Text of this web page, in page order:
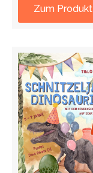
Zum Produkt